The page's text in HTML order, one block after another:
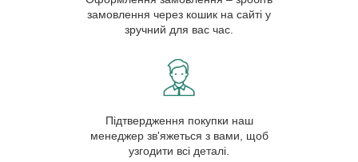
замовлення через кошик на сайті у
зручний для вас час.
Підтвердження покупки наш
менеджер зв'яжеться з вами, щоб
узгодити всі деталі.